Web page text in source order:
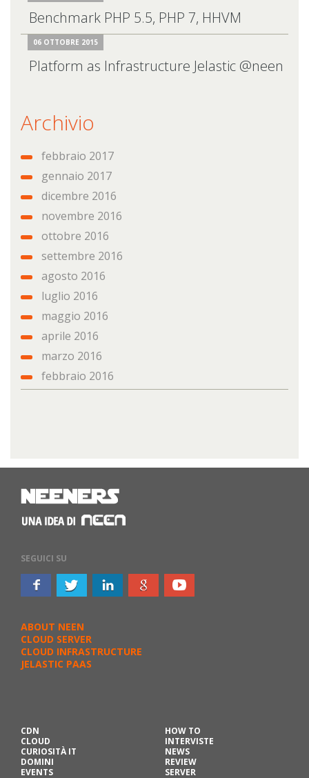
Benchmark PHP 5.5, PHP 7, HHVM
06 OTTOBRE 2015
Platform as Infrastructure Jelastic @neen
Archivio
febbraio 2017
gennaio 2017
dicembre 2016
novembre 2016
ottobre 2016
settembre 2016
agosto 2016
luglio 2016
maggio 2016
aprile 2016
marzo 2016
febbraio 2016
SEGUICI SU
ABOUT NEEN
CLOUD SERVER
CLOUD INFRASTRUCTURE
JELASTIC PAAS
CDN
CLOUD
CURIOSITÀ IT
DOMINI
EVENTS
HOW TO
INTERVISTE
NEWS
REVIEW
SERVER